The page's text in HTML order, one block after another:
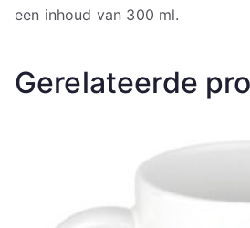
een inhoud van 300 ml.
Gerelateerde